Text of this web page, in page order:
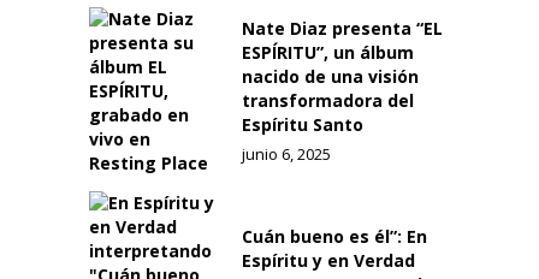
Nate Diaz presenta “EL
ESPÍRITU”, un álbum
nacido de una visión
transformadora del
Espíritu Santo
junio 6, 2025
Cuán bueno es él”: En
Espíritu y en Verdad